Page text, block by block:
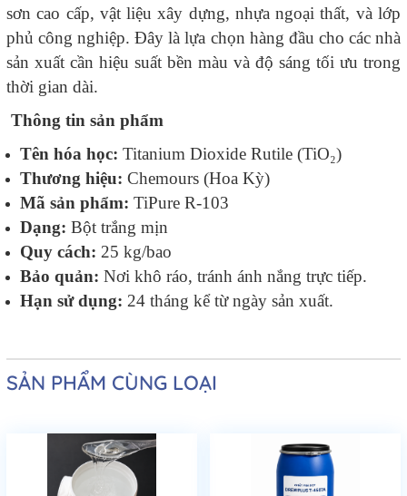
sơn cao cấp, vật liệu xây dựng, nhựa ngoại thất, và lớp
phủ công nghiệp. Đây là lựa chọn hàng đầu cho các nhà
sản xuất cần hiệu suất bền màu và độ sáng tối ưu trong
thời gian dài.
Thông tin sản phẩm
Tên hóa học: Titanium Dioxide Rutile (TiO₂)
Thương hiệu: Chemours (Hoa Kỳ)
Mã sản phẩm: TiPure R-103
Dạng: Bột trắng mịn
Quy cách: 25 kg/bao
Bảo quản: Nơi khô ráo, tránh ánh nắng trực tiếp.
Hạn sử dụng: 24 tháng kể từ ngày sản xuất.
SẢN PHẨM CÙNG LOẠI